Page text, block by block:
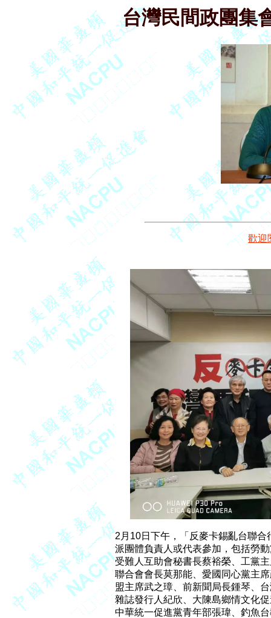
台灣民間政團集
歡迎
2月10日下午，「反麥卡錫亂台聯
派團體負責人或代表參加，包括勞
受難人互助會秘書長蔡裕榮、工黨
聯合會會長莫那能、愛國同心黨主
盟主席武之璋、前新聞局長鍾琴、
雜誌發行人紀欣、大陳島鄉情文化
中華統一促進黨青年部張瑋、釣魚